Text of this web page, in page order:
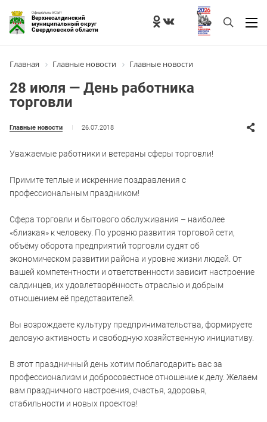
Официальный Сайт
Верхнесалдинский
муниципальный округ
Свердловской области
Главная Главные новости Главные новости
28 июля — День работника
торговли
Главные новости 26.07.2018
Уважаемые работники и ветераны сферы торговли!
Примите теплые и искренние поздравления с
профессиональным праздником!
Сфера торговли и бытового обслуживания – наиболее
«близкая» к человеку. По уровню развития торговой сети,
объёму оборота предприятий торговли судят об
экономическом развитии района и уровне жизни людей. От
вашей компетентности и ответственности зависит настроение
салдинцев, их удовлетворённость отраслью и добрым
отношением её представителей.
Вы возрождаете культуру предпринимательства, формируете
деловую активность и свободную хозяйственную инициативу.
В этот праздничный день хотим поблагодарить вас за
профессионализм и добросовестное отношение к делу. Желаем
вам праздничного настроения, счастья, здоровья,
стабильности и новых проектов!